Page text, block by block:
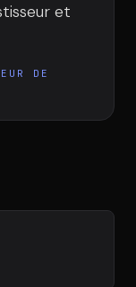
et
DE